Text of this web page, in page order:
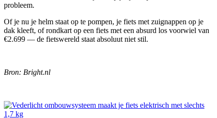
probleem.
Of je nu je helm staat op te pompen, je fiets met zuignappen op je
dak kleeft, of rondkart op een fiets met een absurd los voorwiel van
€2.699 — de fietswereld staat absoluut niet stil.
Bron: Bright.nl